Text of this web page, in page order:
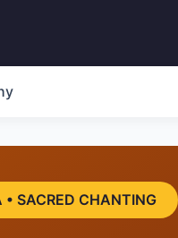
SACRED CHANTING